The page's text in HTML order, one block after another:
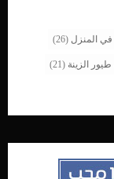
في المنزل (26)
طيور الزينة (21)